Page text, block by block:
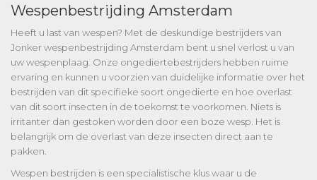
Wespenbestrijding Amsterdam
Heeft u last van wespen? Met de deskundige bestrijders van
Jonker wespenbestrijding Amsterdam bent u snel verlost u van
uw wespenplaag. Onze ongediertebestrijders hebben ruime
ervaring en kunnen u voorzien van duidelijke informatie over het
bestrijden van dit specifieke soort ongedierte en hoe overlast
van dit soort insecten in de toekomst te voorkomen. Niets is
irritanter dan gestoken worden door een boze wesp. Het is
belangrijk om de overlast van deze insecten direct aan te
pakken.
Wespen bestrijden is een specialistische klus waar u de